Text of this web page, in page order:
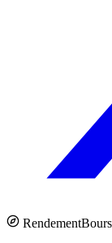
Rendement